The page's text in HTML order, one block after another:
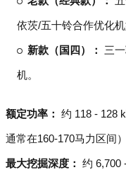
依茨/五十铃合作优化机
新款（国四）： 三
机。
额定功率： 约 118 - 128
通常在160-170马力区间）
最大挖掘深度： 约 6,700